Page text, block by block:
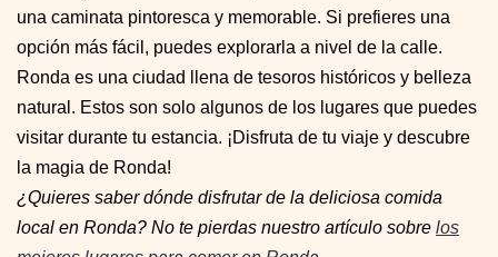
una caminata pintoresca y memorable. Si prefieres una
opción más fácil, puedes explorarla a nivel de la calle.
Ronda es una ciudad llena de tesoros históricos y belleza
natural. Estos son solo algunos de los lugares que puedes
visitar durante tu estancia. ¡Disfruta de tu viaje y descubre
la magia de Ronda!
¿Quieres saber dónde disfrutar de la deliciosa comida
local en Ronda? No te pierdas nuestro artículo sobre los